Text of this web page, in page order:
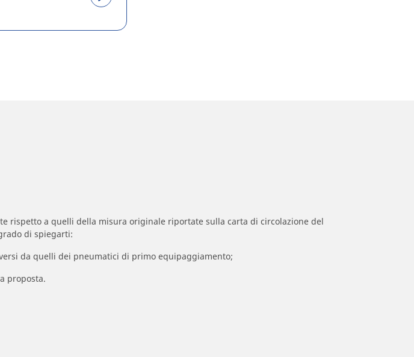
rispetto a quelli della misura originale riportate sulla carta di circolazione del
di spiegarti:
da quelli dei pneumatici di primo equipaggiamento;
proposta.